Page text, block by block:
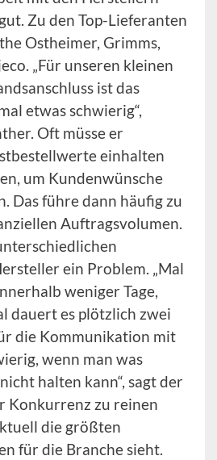
Zu den Top-Lieferanten
Ostheimer, Grimms,
„Für unseren kleinen
ist das
etwas schwierig“,
Oft müsse er
einhalten
um Kundenwünsche
Das führe dann häufig zu
Auftragsvolumen.
ein Problem. „Mal
weniger Tage,
dauert es plötzlich zwei
die Kommunikation mit
wenn man was
halten kann“, sagt der
Konkurrenz zu reinen
die größten
für die Branche sieht.